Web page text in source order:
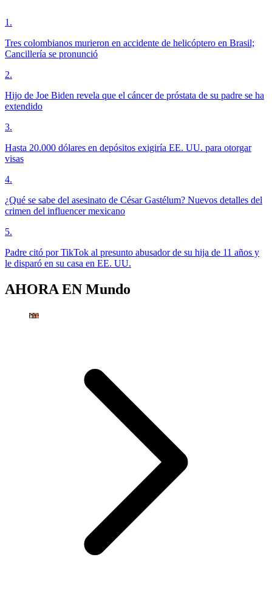
1 .
Tres colombianos murieron en accidente de helicóptero en Brasil;
Cancillería se pronunció
2.
Hijo de Joe Biden revela que el cáncer de próstata de su padre se ha
extendido
3.
Hasta 20.000 dólares en depósitos exigiría EE. UU. para otorgar
visas
4.
¿Qué se sabe del asesinato de César Gastélum? Nuevos detalles del
crimen del influencer mexicano
5.
Padre citó por TikTok al presunto abusador de su hija de 11 años y
le disparó en su casa en EE. UU.
AHORA EN Mundo